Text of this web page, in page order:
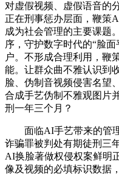
对虚假视频、虚假语音的
正在刑事惩办层面，鞭策
成为社会管理的主要课题
序，守护数字时代的“脸
户。不形成合理利用，鞭
能。让群众曲不雅认识到
脸、伪制音视频侵害名望
合成手艺伪制不雅观图片
刑一年三个月？
面临AI手艺带来的管理
诈骗罪被判处有期徒刑三
AI换脸著做权侵权案鲜明
像及视频的必填标识数据